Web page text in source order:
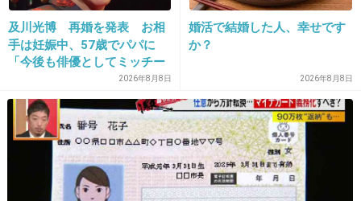
ワロタww
頑張ってっていう意味だったのかよwww
-4
大島優子、かわいいと思うけど「大物」にはな
及川光博 再婚を発表 お相
手は妊娠中、57歳でパパに
「今後も俳優としてミッチー
2026年8月8日
婚活で結婚した人、幸せです
か？
2026年8月8日